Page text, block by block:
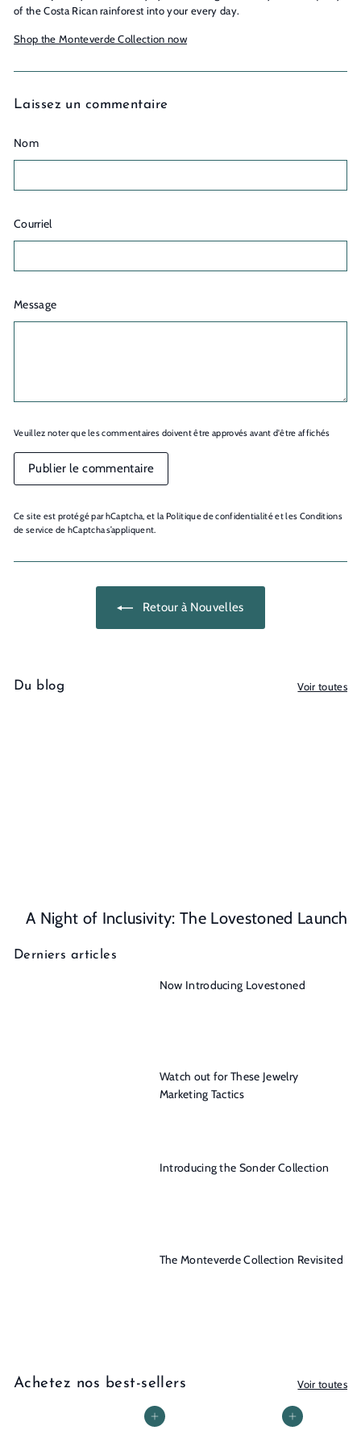
of the Costa Rican rainforest into your every day.
Shop the Monteverde Collection now
Laissez un commentaire
Nom
Courriel
Message
Veuillez noter que les commentaires doivent être approvés avant d'être affichés
Publier le commentaire
Ce site est protégé par hCaptcha, et la Politique de confidentialitéet les Conditions
de service de hCaptcha s’appliquent.
Retour à Nouvelles
Du blog Voir toutes
A Night of Inclusivity: The Lovestoned Launch
Derniers articles
Now Introducing Lovestoned
Watch out for These Jewelry
Marketing Tactics
Introducing the Sonder Collection
The Monteverde Collection Revisited
Achetez nos best-sellers Voir toutes
Ajouter au panier Ajouter au panier